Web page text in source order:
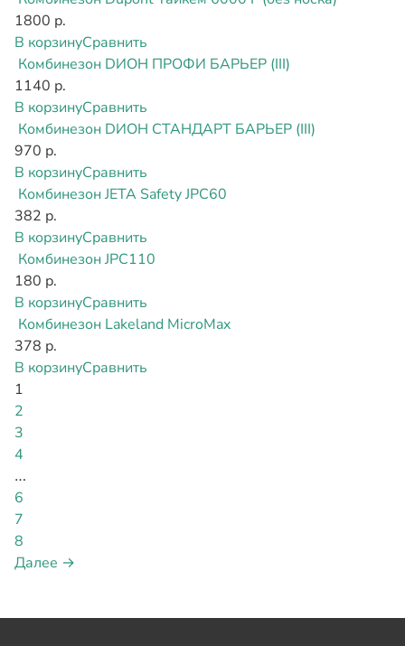
1800 р.
В корзинуСравнить
Комбинезон DИОН ПРОФИ БАРЬЕР (III)
1140 р.
В корзинуСравнить
Комбинезон DИОН СТАНДАРТ БАРЬЕР (III)
970 р.
В корзинуСравнить
Комбинезон JETA Safety JPC60
382 р.
В корзинуСравнить
Комбинезон JPC110
180 р.
В корзинуСравнить
Комбинезон Lakeland MicroMax
378 р.
В корзинуСравнить
1
2
3
4
…
6
7
8
Далее →